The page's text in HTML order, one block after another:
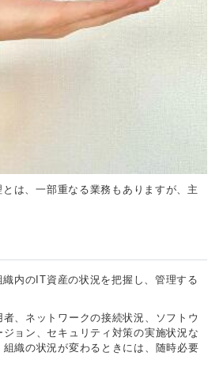
は、一部重なる業務もありますが、主
内のIT資産の状況を把握し、管理する
、ネットワークの接続状況、ソフトウ
ジョン、セキュリティ対策の実施状況な
組織の状況が変わるときには、随時必要